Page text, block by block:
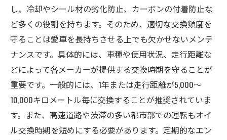
し、冷却やシール材の劣化防止、カーボンの付着防止な
ど多くの役割を持ちます。そのため、適切な交換頻度を
守ることは愛車を長持ちさせる上でも欠かせないメンテ
ナンスです。具体的には、車種や使用状況、走行距離な
どによって各メーカーが提供する交換時期を守ることが
重要です。一般的には、1年または走行距離が5,000～
10,000キロメートル毎に交換することが推奨されていま
す。また、高速道路や渋滞の多い都市部での運転もオイ
ル交換時期を短めにする必要があります。定期的なエン